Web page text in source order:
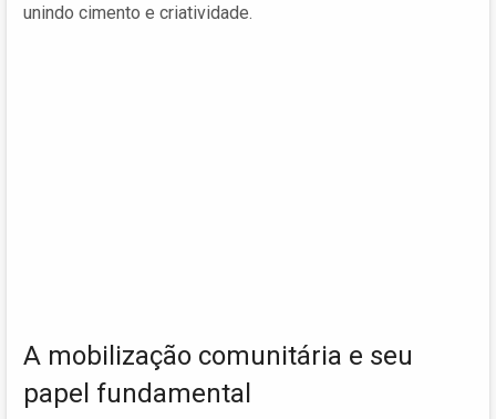
unindo cimento e criatividade.
A mobilização comunitária e seu
papel fundamental